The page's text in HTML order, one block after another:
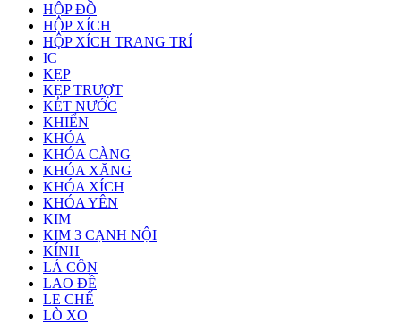
HỘP ĐỒ
HỘP XÍCH
HỘP XÍCH TRANG TRÍ
IC
KẸP
KẸP TRƯỢT
KÉT NƯỚC
KHIỂN
KHÓA
KHÓA CÀNG
KHÓA XĂNG
KHÓA XÍCH
KHÓA YÊN
KIM
KIM 3 CẠNH NỘI
KÍNH
LÁ CÔN
LAO ĐỀ
LE CHẾ
LÒ XO